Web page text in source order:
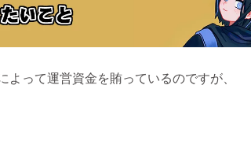
って運営資金を賄っているのですが、